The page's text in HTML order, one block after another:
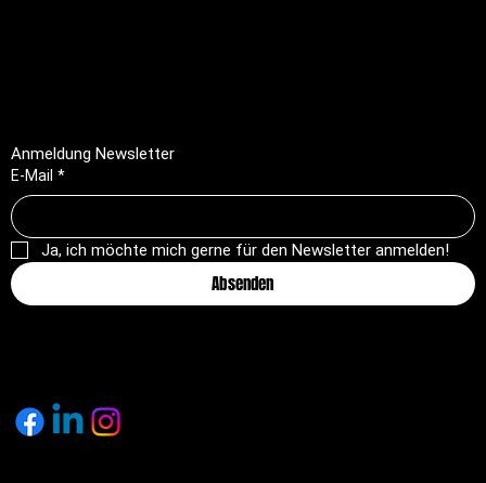
Anmeldung Newsletter
E-Mail *
Ja, ich möchte mich gerne für den Newsletter anmelden!
Absenden